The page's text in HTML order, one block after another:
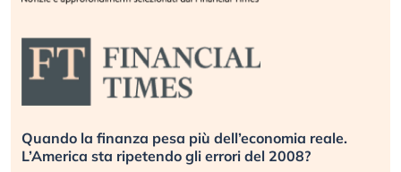
Quando la finanza pesa più dell’economia reale.
L’America sta ripetendo gli errori del 2008?